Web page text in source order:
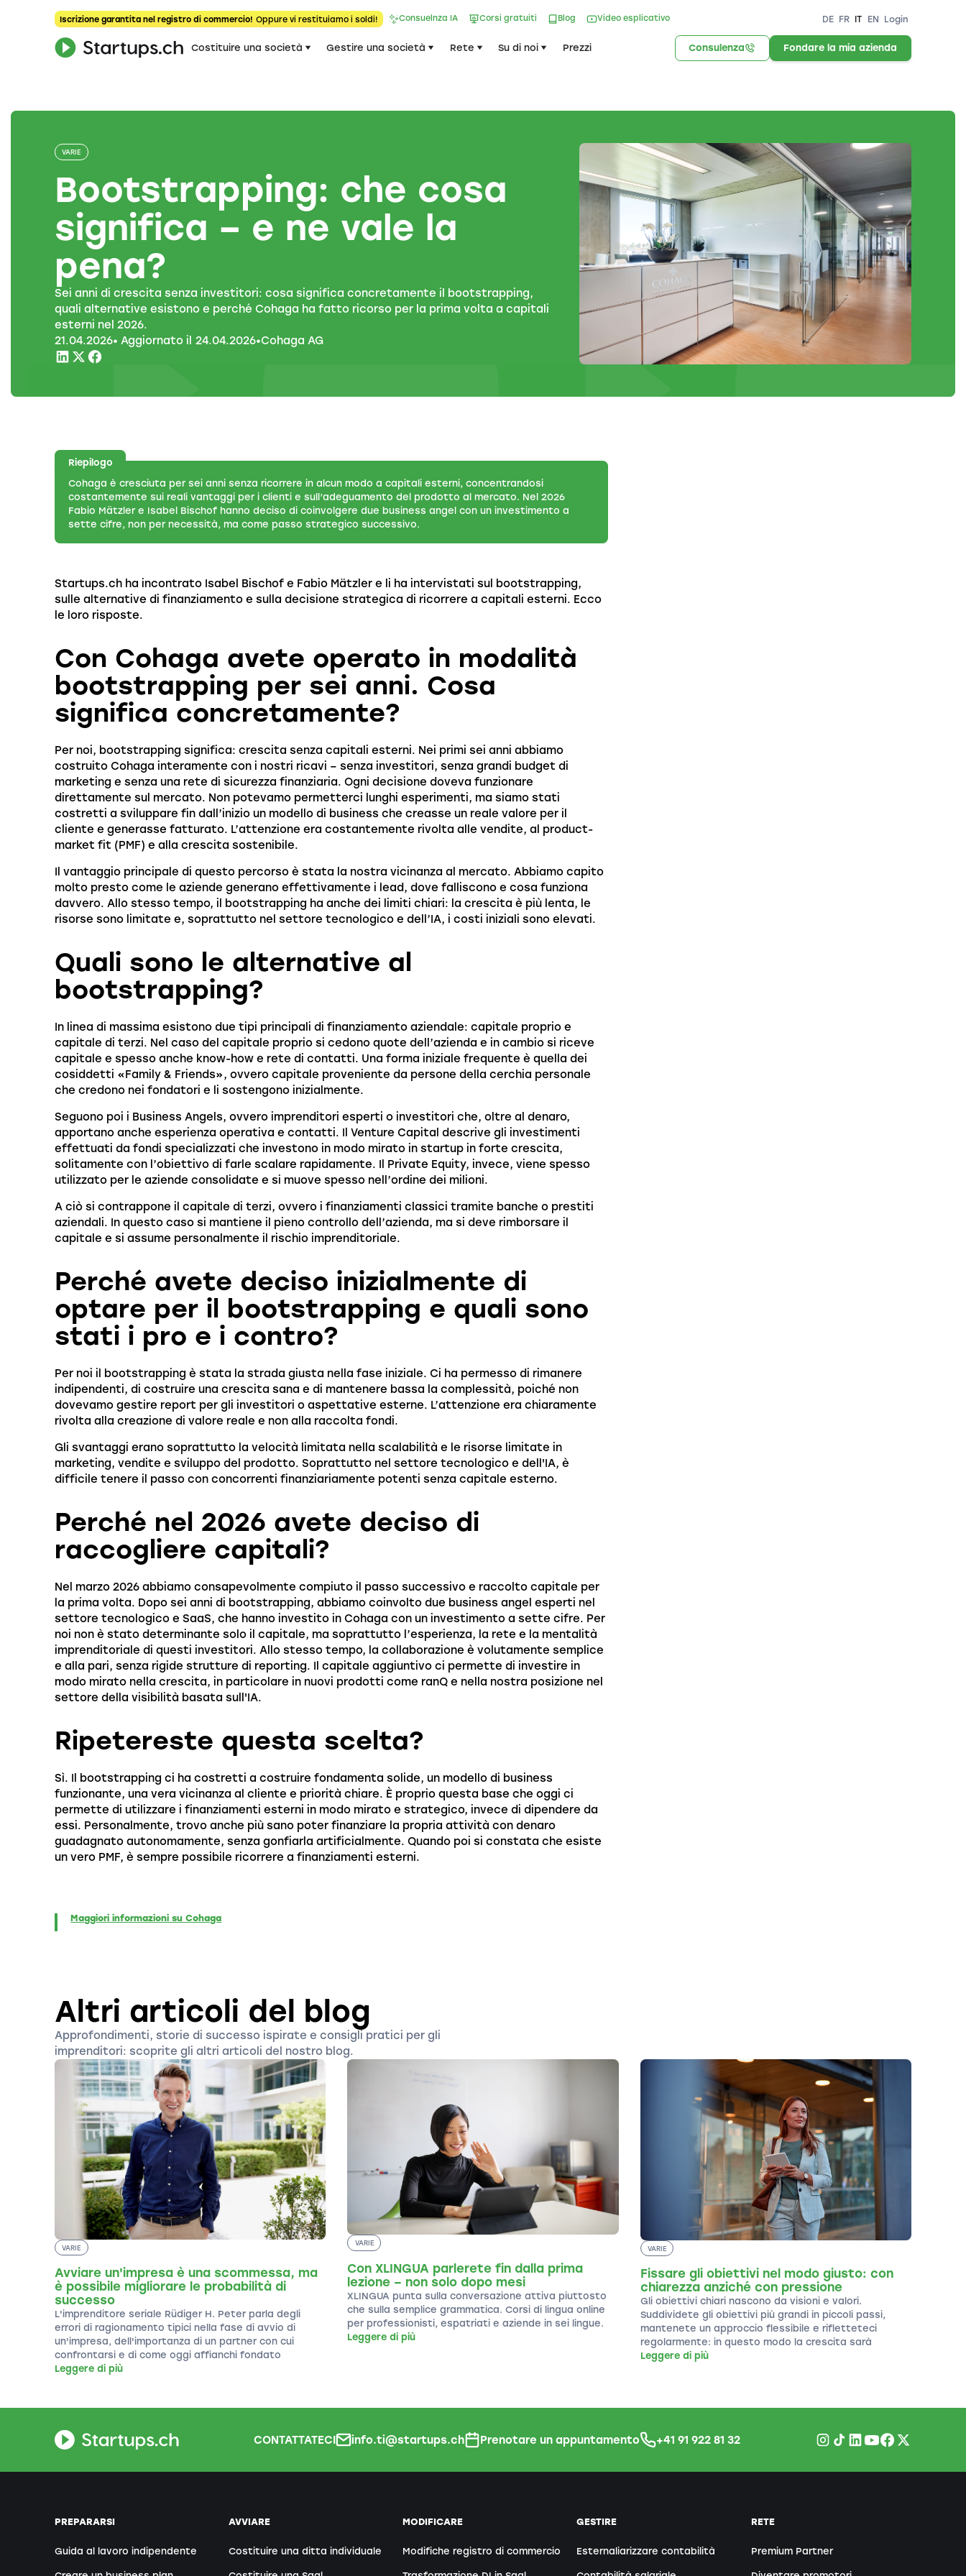
Iscrizione garantita nel registro di commercio! Oppure vi restituiamo i soldi! Consuelnza IA Corsi gratuiti Blog Video esplicativo DE FR IT EN Login
Costituire una società Gestire una società Rete Su di noi Prezzi Consulenza Fondare la mia azienda
VARIE
Bootstrapping: che cosa
significa – e ne vale la
pena?
Sei anni di crescita senza investitori: cosa significa concretamente il bootstrapping,
quali alternative esistono e perché Cohaga ha fatto ricorso per la prima volta a capitali
esterni nel 2026.
21.04.2026• Aggiornato il 24.04.2026•Cohaga AG
Riepilogo
Cohaga è cresciuta per sei anni senza ricorrere in alcun modo a capitali esterni, concentrandosi
costantemente sui reali vantaggi per i clienti e sull’adeguamento del prodotto al mercato. Nel 2026
Fabio Mätzler e Isabel Bischof hanno deciso di coinvolgere due business angel con un investimento a
sette cifre, non per necessità, ma come passo strategico successivo.
Startups.ch ha incontrato Isabel Bischof e Fabio Mätzler e li ha intervistati sul bootstrapping,
sulle alternative di finanziamento e sulla decisione strategica di ricorrere a capitali esterni. Ecco
le loro risposte.
Con Cohaga avete operato in modalità
bootstrapping per sei anni. Cosa
significa concretamente?
Per noi, bootstrapping significa: crescita senza capitali esterni. Nei primi sei anni abbiamo
costruito Cohaga interamente con i nostri ricavi – senza investitori, senza grandi budget di
marketing e senza una rete di sicurezza finanziaria. Ogni decisione doveva funzionare
direttamente sul mercato. Non potevamo permetterci lunghi esperimenti, ma siamo stati
costretti a sviluppare fin dall’inizio un modello di business che creasse un reale valore per il
cliente e generasse fatturato. L’attenzione era costantemente rivolta alle vendite, al product-
market fit (PMF) e alla crescita sostenibile.
Il vantaggio principale di questo percorso è stata la nostra vicinanza al mercato. Abbiamo capito
molto presto come le aziende generano effettivamente i lead, dove falliscono e cosa funziona
davvero. Allo stesso tempo, il bootstrapping ha anche dei limiti chiari: la crescita è più lenta, le
risorse sono limitate e, soprattutto nel settore tecnologico e dell’IA, i costi iniziali sono elevati.
Quali sono le alternative al
bootstrapping?
In linea di massima esistono due tipi principali di finanziamento aziendale: capitale proprio e
capitale di terzi. Nel caso del capitale proprio si cedono quote dell’azienda e in cambio si riceve
capitale e spesso anche know-how e rete di contatti. Una forma iniziale frequente è quella dei
cosiddetti «Family & Friends», ovvero capitale proveniente da persone della cerchia personale
che credono nei fondatori e li sostengono inizialmente.
Seguono poi i Business Angels, ovvero imprenditori esperti o investitori che, oltre al denaro,
apportano anche esperienza operativa e contatti. Il Venture Capital descrive gli investimenti
effettuati da fondi specializzati che investono in modo mirato in startup in forte crescita,
solitamente con l’obiettivo di farle scalare rapidamente. Il Private Equity, invece, viene spesso
utilizzato per le aziende consolidate e si muove spesso nell’ordine dei milioni.
A ciò si contrappone il capitale di terzi, ovvero i finanziamenti classici tramite banche o prestiti
aziendali. In questo caso si mantiene il pieno controllo dell’azienda, ma si deve rimborsare il
capitale e si assume personalmente il rischio imprenditoriale.
Perché avete deciso inizialmente di
optare per il bootstrapping e quali sono
stati i pro e i contro?
Per noi il bootstrapping è stata la strada giusta nella fase iniziale. Ci ha permesso di rimanere
indipendenti, di costruire una crescita sana e di mantenere bassa la complessità, poiché non
dovevamo gestire report per gli investitori o aspettative esterne. L’attenzione era chiaramente
rivolta alla creazione di valore reale e non alla raccolta fondi.
Gli svantaggi erano soprattutto la velocità limitata nella scalabilità e le risorse limitate in
marketing, vendite e sviluppo del prodotto. Soprattutto nel settore tecnologico e dell'IA, è
difficile tenere il passo con concorrenti finanziariamente potenti senza capitale esterno.
Perché nel 2026 avete deciso di
raccogliere capitali?
Nel marzo 2026 abbiamo consapevolmente compiuto il passo successivo e raccolto capitale per
la prima volta. Dopo sei anni di bootstrapping, abbiamo coinvolto due business angel esperti nel
settore tecnologico e SaaS, che hanno investito in Cohaga con un investimento a sette cifre. Per
noi non è stato determinante solo il capitale, ma soprattutto l’esperienza, la rete e la mentalità
imprenditoriale di questi investitori. Allo stesso tempo, la collaborazione è volutamente semplice
e alla pari, senza rigide strutture di reporting. Il capitale aggiuntivo ci permette di investire in
modo mirato nella crescita, in particolare in nuovi prodotti come ranQ e nella nostra posizione nel
settore della visibilità basata sull'IA.
Ripetereste questa scelta?
Sì. Il bootstrapping ci ha costretti a costruire fondamenta solide, un modello di business
funzionante, una vera vicinanza al cliente e priorità chiare. È proprio questa base che oggi ci
permette di utilizzare i finanziamenti esterni in modo mirato e strategico, invece di dipendere da
essi. Personalmente, trovo anche più sano poter finanziare la propria attività con denaro
guadagnato autonomamente, senza gonfiarla artificialmente. Quando poi si constata che esiste
un vero PMF, è sempre possibile ricorrere a finanziamenti esterni.
Maggiori informazioni su Cohaga
Altri articoli del blog
Approfondimenti, storie di successo ispirate e consigli pratici per gli
imprenditori: scoprite gli altri articoli del nostro blog.
VARIE
Avviare un'impresa è una scommessa, ma
è possibile migliorare le probabilità di
successo
L'imprenditore seriale Rüdiger H. Peter parla degli
errori di ragionamento tipici nella fase di avvio di
un'impresa, dell'importanza di un partner con cui
confrontarsi e di come oggi affianchi fondato
Leggere di più
VARIE
Con XLINGUA parlerete fin dalla prima
lezione – non solo dopo mesi
XLINGUA punta sulla conversazione attiva piuttosto
che sulla semplice grammatica. Corsi di lingua online
per professionisti, espatriati e aziende in sei lingue.
Leggere di più
VARIE
Fissare gli obiettivi nel modo giusto: con
chiarezza anziché con pressione
Gli obiettivi chiari nascono da visioni e valori.
Suddividete gli obiettivi più grandi in piccoli passi,
mantenete un approccio flessibile e rifletteteci
regolarmente: in questo modo la crescita sarà
Leggere di più
CONTATTATECI info.ti@startups.ch Prenotare un appuntamento +41 91 922 81 32
PREPARARSI
Guida al lavoro indipendente
AVVIARE
Costituire una ditta individuale
MODIFICARE
Modifiche registro di commercio
GESTIRE
Esternaliarizzare contabilità
RETE
Premium Partner